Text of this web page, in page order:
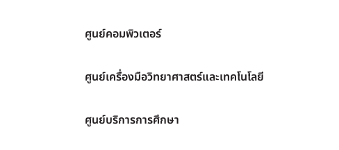
ศูนย์คอมพิวเตอร์
ศูนย์เครื่องมือวิทยาศาสตร์และเทคโนโลยี
ศูนย์บริการการศึกษา